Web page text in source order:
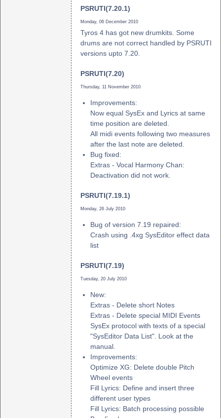
PSRUTI(7.20.1)
Monday, 06 December 2010
Tyros 4 has got new drumkits. Some
drums are not correct handled by PSRUTI
versions upto 7.20.
PSRUTI(7.20)
Thursday, 11 November 2010
Improvements:
Now equal SysEx and Lyrics at same
time position are deleted.
All midi events following two measures
after the last note are deleted.
Bug fixed:
Extras - Vocal Harmony Chan:
Deactivation did not work.
PSRUTI(7.19.1)
Monday, 26 July 2010
Bug of version 7.19 repaired:
Crash using .4xg SysEditor effect data
list
PSRUTI(7.19)
Tuesday, 20 July 2010
New:
Extras - Delete short Notes
Extras - Delete special MIDI Events
SysEx protocol with texts of a special
"SysEditor Data List". Look at the
manual.
Improvements:
Optimize XG: Delete double Pitch
Wheel events
Fill Lyrics: Define and insert three
different user types
Fill Lyrics: Batch processing possible